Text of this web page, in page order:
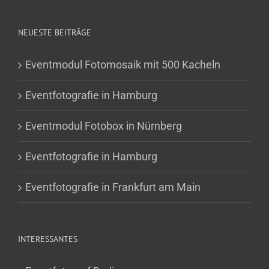
NEUESTE BEITRÄGE
Eventmodul Fotomosaik mit 500 Kacheln
Eventfotografie in Hamburg
Eventmodul Fotobox in Nürnberg
Eventfotografie in Hamburg
Eventfotografie in Frankfurt am Main
INTERESSANTES